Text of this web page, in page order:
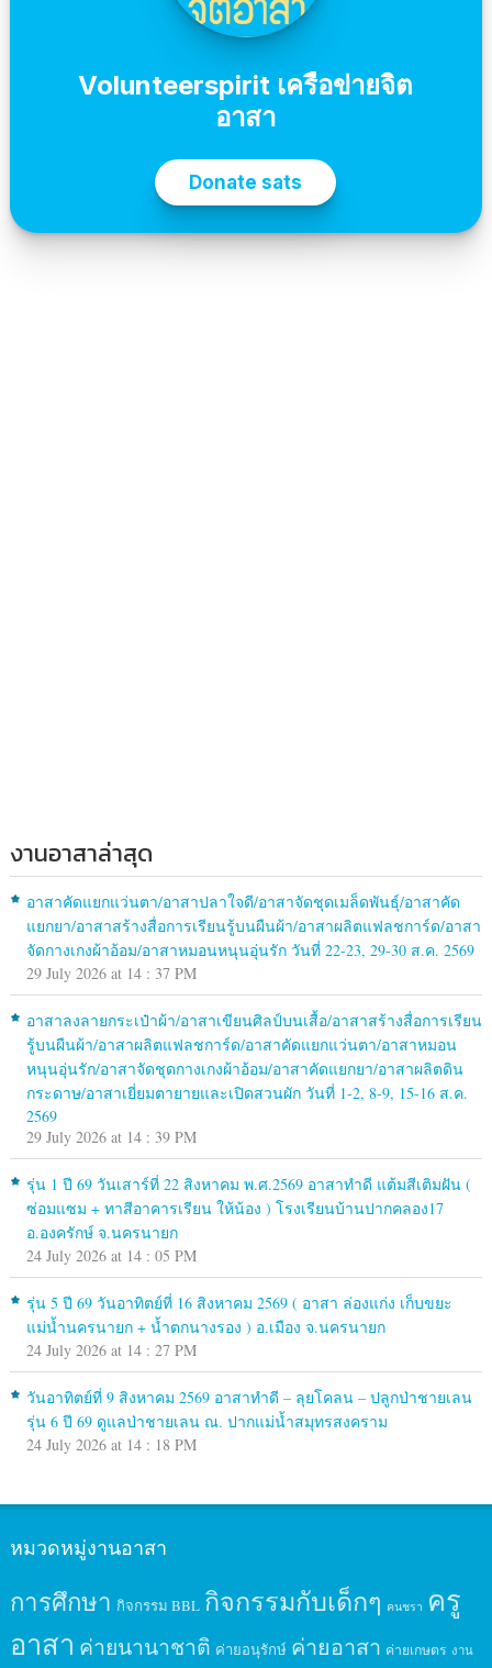
งานอาสาล่าสุด
อาสาคัดแยกแว่นตา/อาสาปลาใจดี/อาสาจัดชุดเมล็ดพันธุ์/อาสาคัด
แยกยา/อาสาสร้างสื่อการเรียนรู้บนผืนผ้า/อาสาผลิตแฟลชการ์ด/อาสา
จัดกางเกงผ้าอ้อม/อาสาหมอนหนุนอุ่นรัก วันที่ 22-23, 29-30 ส.ค. 2569
29 July 2026 at 14 : 37 PM
อาสาลงลายกระเป๋าผ้า/อาสาเขียนศิลป์บนเสื้อ/อาสาสร้างสื่อการเรียน
รู้บนผืนผ้า/อาสาผลิตแฟลชการ์ด/อาสาคัดแยกแว่นตา/อาสาหมอน
หนุนอุ่นรัก/อาสาจัดชุดกางเกงผ้าอ้อม/อาสาคัดแยกยา/อาสาผลิตดิน
กระดาษ/อาสาเยี่ยมตายายและเปิดสวนผัก วันที่ 1-2, 8-9, 15-16 ส.ค.
2569
29 July 2026 at 14 : 39 PM
รุ่น 1 ปี 69 วันเสาร์ที่ 22 สิงหาคม พ.ศ.2569 อาสาทำดี แต้มสีเติมฝัน (
ซ่อมแซม + ทาสีอาคารเรียน ให้น้อง ) โรงเรียนบ้านปากคลอง17
อ.องครักษ์ จ.นครนายก
24 July 2026 at 14 : 05 PM
รุ่น 5 ปี 69 วันอาทิตย์ที่ 16 สิงหาคม 2569 ( อาสา ล่องแก่ง เก็บขยะ
แม่น้ำนครนายก + น้ำตกนางรอง ) อ.เมือง จ.นครนายก
24 July 2026 at 14 : 27 PM
วันอาทิตย์ที่ 9 สิงหาคม 2569 อาสาทำดี – ลุยโคลน – ปลูกป่าชายเลน
รุ่น 6 ปี 69 ดูแลป่าชายเลน ณ. ปากแม่น้ำสมุทรสงคราม
24 July 2026 at 14 : 18 PM
หมวดหมู่งานอาสา
การศึกษา กิจกรรม BBL กิจกรรมกับเด็กๆ คนชรา ครู
อาสา ค่ายนานาชาติ ค่ายอนุรักษ์ ค่ายอาสา ค่ายเกษตร งาน